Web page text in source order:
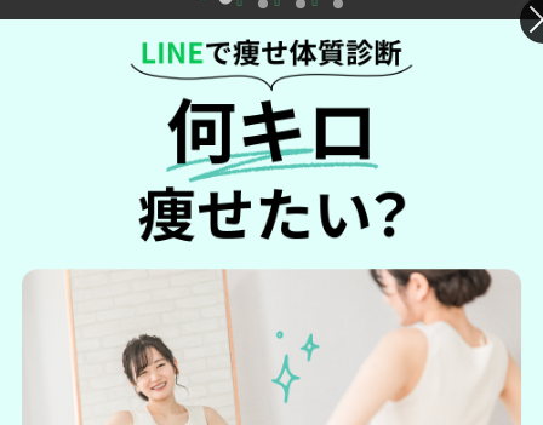
葉酸や鉄分、カルシウムなど、産後に必要な9種類
の栄養素を配合
無添加14種類、国内GMP認定工場での製造
初回限定
2,138円(税込) 66％オフ
※2回目以降も33％オフ(4,299円)